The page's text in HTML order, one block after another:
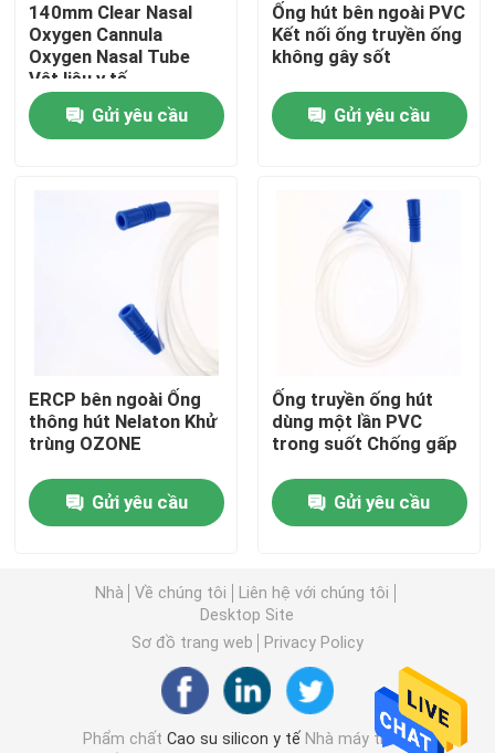
Nhà
Tham quan nhà máy
Kiểm soát chất lượng
Yêu cầu báo giá
Cao su silicon y tế
Pít tông ống tiêm cao su
140mm Clear Nasal
Oxygen Cannula
Oxygen Nasal Tube
Vật liệu y tế
Gửi yêu cầu
Ống hút bên ngoài PVC
Kết nối ống truyền ống
không gây sốt
Gửi yêu cầu
ERCP bên ngoài Ống
thông hút Nelaton Khử
trùng OZONE
Gửi yêu cầu
Ống truyền ống hút
dùng một lần PVC
trong suốt Chống gấp
Gửi yêu cầu
Nhà Về chúng tôi
Liên hệ với chúng tôi
Desktop Site
Sơ đồ trang web
Privacy Policy
Phẩm chất Cao su silicon y tếNhà máy trung